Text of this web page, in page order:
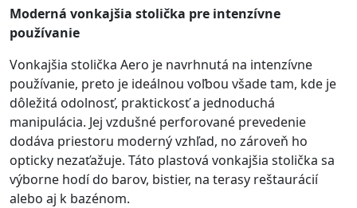
Moderná vonkajšia stolička pre intenzívne
používanie
Vonkajšia stolička Aero je navrhnutá na intenzívne
používanie, preto je ideálnou voľbou všade tam, kde je
dôležitá odolnosť, praktickosť a jednoduchá
manipulácia. Jej vzdušné perforované prevedenie
dodáva priestoru moderný vzhľad, no zároveň ho
opticky nezaťažuje. Táto plastová vonkajšia stolička sa
výborne hodí do barov, bistier, na terasy reštaurácií
alebo aj k bazénom.